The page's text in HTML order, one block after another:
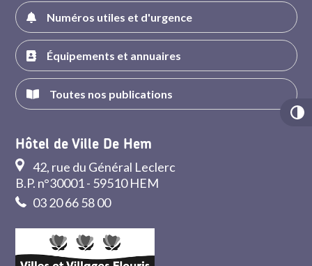
Numéros utiles et d'urgence
Équipements et annuaires
Toutes nos publications
Hôtel de Ville De Hem
42, rue du Général Leclerc
B.P. n°30001 - 59510 HEM
03 20 66 58 00